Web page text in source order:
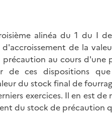
alinéa du 1 du I
de la
au cours d'une
de ces dispositions
du stock final de
exercices. Il en est
du stock de précaution